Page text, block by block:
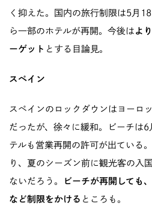
く抑えた。国内の旅行制限は5月
ら一部のホテルが再開。今後は よ
ーゲット とする目論見。
スペイン
スペインのロックダウンはヨーロ
だったが、徐々に緩和。ビーチは
テルも営業再開の許可が出ている
り、夏のシーズン前に観光客の入
ないだろう。
ビーチが再開しても
など制限をかける ところも。